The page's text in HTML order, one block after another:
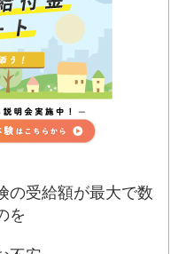
の受給額が最大で数
を